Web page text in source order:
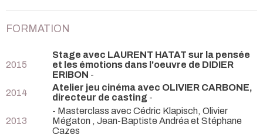
FORMATION
2015
Stage avec LAURENT HATAT sur la pensée
et les émotions dans l'oeuvre de DIDIER
ERIBON -
2014
Atelier jeu cinéma avec OLIVIER CARBONE,
directeur de casting -
2013
- Masterclass avec Cédric Klapisch, Olivier
Mégaton , Jean-Baptiste Andréa et Stéphane
Cazes